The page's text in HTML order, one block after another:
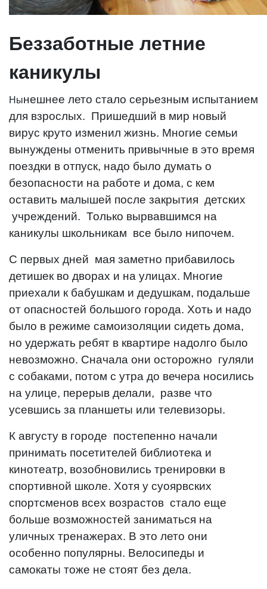
Беззаботные летние
каникулы
Нынешнее лето стало серьезным испытанием
для взрослых. Пришедший в мир новый
вирус круто изменил жизнь. Многие семьи
вынуждены отменить привычные в это время
поездки в отпуск, надо было думать о
безопасности на работе и дома, с кем
оставить малышей после закрытия детских
учреждений. Только вырвавшимся на
каникулы школьникам все было нипочем.
С первых дней мая заметно прибавилось
детишек во дворах и на улицах. Многие
приехали к бабушкам и дедушкам, подальше
от опасностей большого города. Хоть и надо
было в режиме самоизоляции сидеть дома,
но удержать ребят в квартире надолго было
невозможно. Сначала они осторожно гуляли
с собаками, потом с утра до вечера носились
на улице, перерыв делали, разве что
усевшись за планшеты или телевизоры.
К августу в городе постепенно начали
принимать посетителей библиотека и
кинотеатр, возобновились тренировки в
спортивной школе. Хотя у суоярвских
спортсменов всех возрастов стало еще
больше возможностей заниматься на
уличных тренажерах. В это лето они
особенно популярны. Велосипеды и
самокаты тоже не стоят без дела.